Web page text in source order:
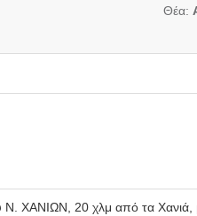
Θέα:
ΧΑΝΙΩΝ, 20 χλμ από τα Χανιά,